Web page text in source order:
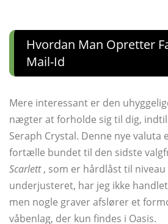
Hvordan Man Opretter
Mail-Id
Mere interessant er den
nægter at forholde sig til dig,
Seraph Crystal. Denne nye valuta
fortælle bundet til den sidste
Scarlett, som er hårdlåst til niveau
underjusteret, har jeg ikke
men nogle graver afslører et
våbenlag, der kun findes i Oasis.